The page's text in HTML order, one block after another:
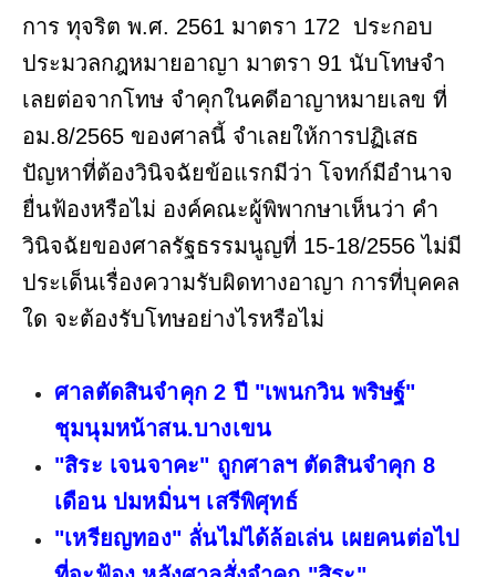
การ ทุจริต พ.ศ. 2561 มาตรา 172 ประกอบ
ประมวลกฎหมายอาญา มาตรา 91 นับโทษจำ
เลยต่อจากโทษ จําคุกในคดีอาญาหมายเลข ที่
อม.8/2565 ของศาลนี้ จําเลยให้การปฏิเสธ
ปัญหาที่ต้องวินิจฉัยข้อแรกมีว่า โจทก์มีอำนาจ
ยื่นฟ้องหรือไม่ องค์คณะผู้พิพากษาเห็นว่า คำ
วินิจฉัยของศาลรัฐธรรมนูญที่ 15-18/2556 ไม่มี
ประเด็นเรื่องความรับผิดทางอาญา การที่บุคคล
ใด จะต้องรับโทษอย่างไรหรือไม่
ศาลตัดสินจำคุก 2 ปี "เพนกวิน พริษฐ์"
ชุมนุมหน้าสน.บางเขน
"สิระ เจนจาคะ" ถูกศาลฯ ตัดสินจำคุก 8
เดือน ปมหมิ่นฯ เสรีพิศุทธ์
"เหรียญทอง" ลั่นไม่ได้ล้อเล่น เผยคนต่อไป